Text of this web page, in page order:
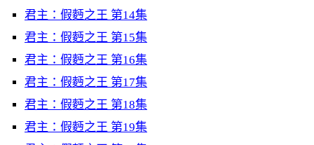
君主：假麪之王 第14集
君主：假麪之王 第15集
君主：假麪之王 第16集
君主：假麪之王 第17集
君主：假麪之王 第18集
君主：假麪之王 第19集